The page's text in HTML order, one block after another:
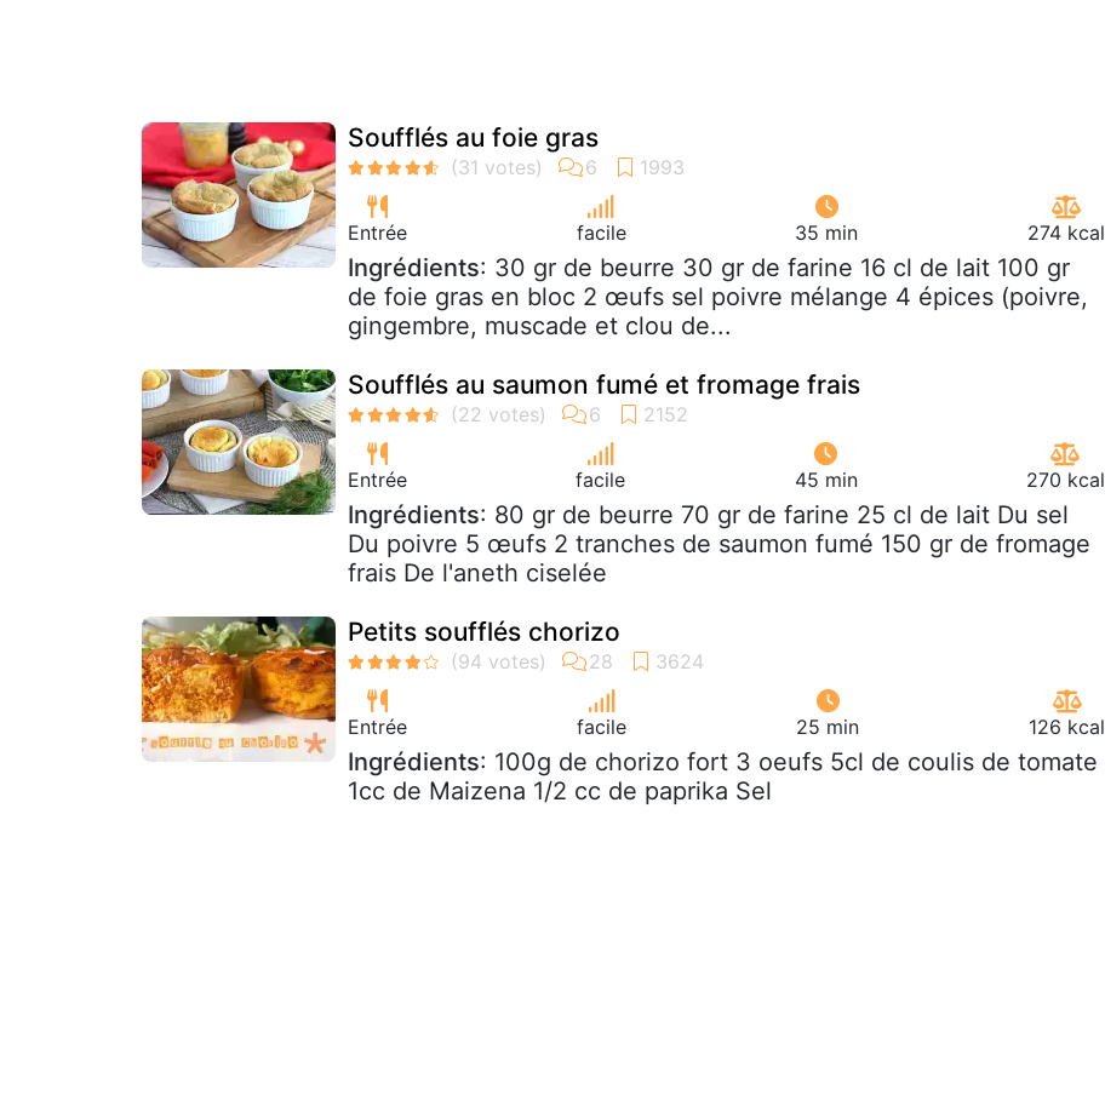
Soufflés au foie gras
Entrée facile 35 min 274 kcal
Ingrédients: 30 gr de beurre 30 gr de farine 16 cl de lait 100 gr
de foie gras en bloc 2 œufs sel poivre mélange 4 épices (poivre,
gingembre, muscade et clou de...
Soufflés au saumon fumé et fromage frais
Entrée facile 45 min 270 kcal
Ingrédients: 80 gr de beurre 70 gr de farine 25 cl de lait Du sel
Du poivre 5 œufs 2 tranches de saumon fumé 150 gr de fromage
frais De l'aneth ciselée
Petits soufflés chorizo
Entrée facile 25 min 126 kcal
Ingrédients: 100g de chorizo fort 3 oeufs 5cl de coulis de tomate
1cc de Maizena 1/2 cc de paprika Sel